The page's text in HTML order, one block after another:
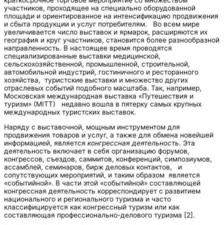
участников, проходящее на специально оборудованной
площади и ориентированное на интенсификацию продвижения
и сбыта продукции и услуг потребителям. Во всем мире
увеличивается число выставок и ярмарок, расширяются их
география и круг участников, становится более разнообразной
направленность. В настоящее время проводятся
специализированные выставки медицинской,
сельскохозяйственной, промышленной, строительной,
автомобильной индустрий, гостиничного и ресторанного
хозяйства, туристские выставки и множество других
отраслевых событий подобного масштаба. Так, например,
Московская международная выставка «Путешествия и
туризм» (МIТТ) недавно вошла в пятерку самых крупных
международных туристских выставок.
Наряду с выставочной, мощным инструментом для
продвижения товаров и услуг, а также для обмена новейшей
информацией, является конгрессная деятельность. Эта
деятельность включает в себя организацию форумов,
конгрессов, съездов, саммитов, конференций, симпозиумов,
ассамблей, семинаров, бирж деловых контактов, и
сопутствующих мероприятий, и таким образом является
«событийной». В части этой «событийной» составляющей
конгрессная деятельность корреспондирует с развитием
национального и регионального туризма и часто
классифицируется как конгрессный туризм или как
составляющая профессионально-делового туризма [2].